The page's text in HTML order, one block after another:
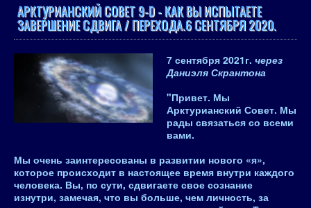
АРКТУРИАНСКИЙ СОВЕТ 9-D - КАК ВЫ ИСПЫТАЕТЕ
ЗАВЕРШЕНИЕ СДВИГА / ПЕРЕХОДА.6 СЕНТЯБРЯ 2020.
7 сентября 2021г. через
Даниэля Скрантона
"Привет. Мы
Арктурианский Совет. Мы
рады связаться со всеми
вами.
Мы очень заинтересованы в развитии нового «я»,
которое происходит в настоящее время внутри каждого
человека. Вы, по сути, сдвигаете свое сознание
изнутри, замечая, что вы больше, чем личность, за